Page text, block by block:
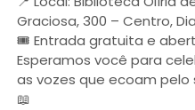
Graciosa, 300 – Centro,
🎟️ Entrada gratuita e
Esperamos você para
as vozes que ecoam pelo
📖